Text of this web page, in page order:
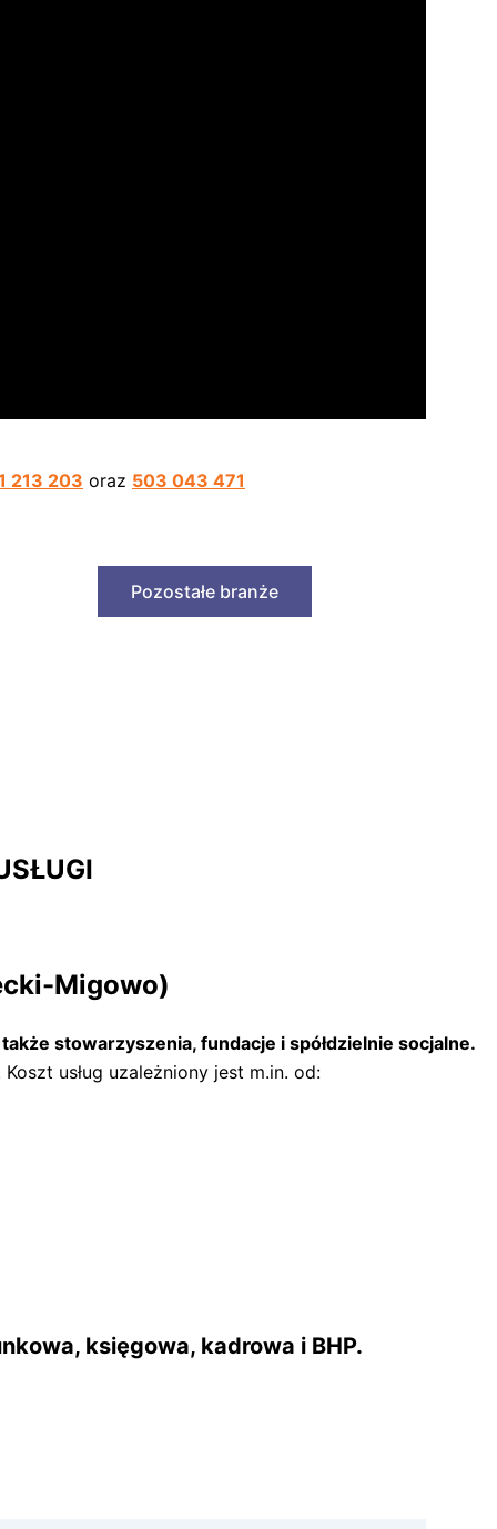
213 203 oraz 503 043 471
Pozostałe branże
Migowo)
stowarzyszenia, fundacje i spółdzielnie socjalne.
usług uzależniony jest m.in. od:
księgowa, kadrowa i BHP.